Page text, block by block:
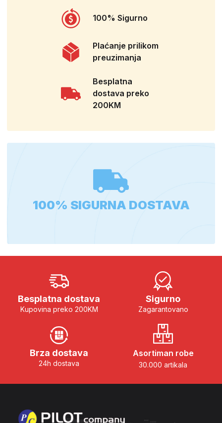
100% Sigurno
Plaćanje prilikom
preuzimanja
Besplatna
dostava preko
200KM
100% SIGURNA DOSTAVA
Besplatna dostava
Kupovina preko 200KM
Sigurno
Zagarantovano
Brza dostava
24h dostava
Asortiman robe
30.000 artikala